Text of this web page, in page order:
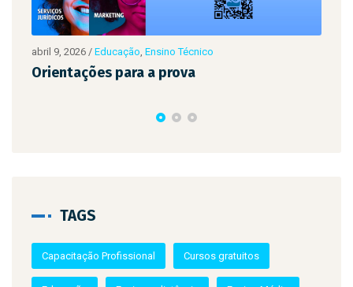
Educação, Ensino Técnico
para a prova
Capacitação Profissional Cursos gratuitos
Educação Ensino a distância Ensino Médio